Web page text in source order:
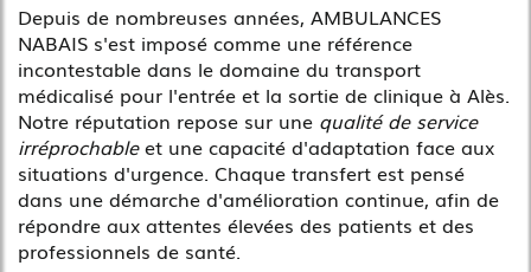
Depuis de nombreuses années, AMBULANCES
NABAIS s'est imposé comme une référence
incontestable dans le domaine du transport
médicalisé pour l'entrée et la sortie de clinique à Alès.
Notre réputation repose sur une qualité de service
irréprochableet une capacité d'adaptation face aux
situations d'urgence. Chaque transfert est pensé
dans une démarche d'amélioration continue, afin de
répondre aux attentes élevées des patients et des
professionnels de santé.